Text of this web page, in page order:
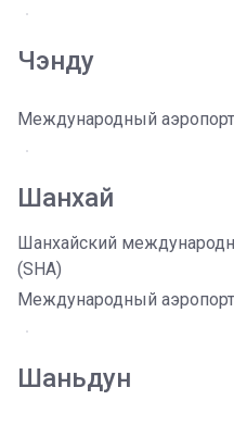
Чэнду
Международный
Шанхай
Шанхайский
(SHA)
Международный
Шаньдун